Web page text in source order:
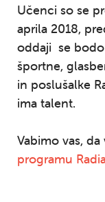
Učenci so se
aprila 2018,
oddaji se
športne,
in poslušalke
ima talent.
Vabimo vas,
programu